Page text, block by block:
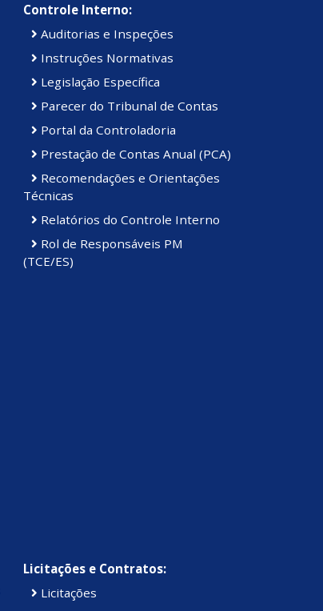
Controle Interno:
Auditorias e Inspeções
Instruções Normativas
Legislação Específica
Parecer do Tribunal de Contas
Portal da Controladoria
Prestação de Contas Anual (PCA)
Recomendações e Orientações
Técnicas
Relatórios do Controle Interno
Rol de Responsáveis PM
(TCE/ES)
Licitações e Contratos:
Licitações